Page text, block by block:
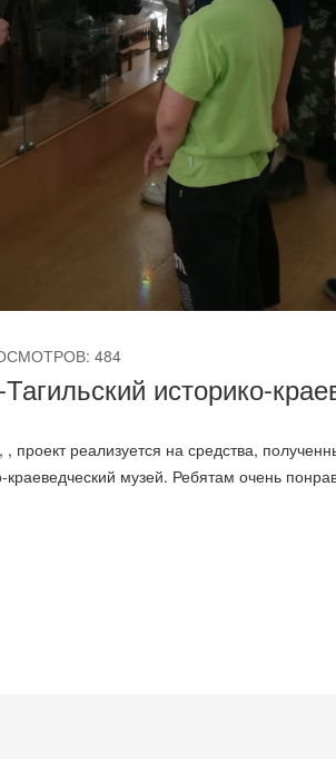
484
историко-
реализуется на средства,
краеведческий музей. Ребятам очень